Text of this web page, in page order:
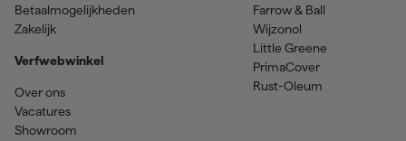
Betaalmogelijkheden
Zakelijk
Verfwebwinkel
Over ons
Vacatures
Showroom
Farrow & Ball
Wijzonol
Little Greene
PrimaCover
Rust-Oleum